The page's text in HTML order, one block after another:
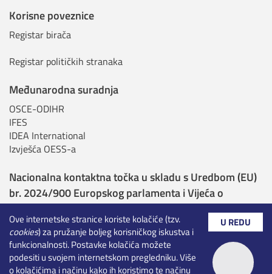
Ove internetske stranice koriste kolačiće (tzv.
cookies) za pružanje boljeg korisničkog iskustva i
funkcionalnosti. Postavke kolačića možete
podesiti u svojem internetskom pregledniku. Više
o kolačićima i načinu kako ih koristimo te načinu
U REDU
Korisne poveznice
Registar birača
Registar političkih stranaka
Međunarodna suradnja
OSCE-ODIHR
IFES
IDEA International
Izvješća OESS-a
Nacionalna kontaktna točka u skladu s Uredbom (EU)
br. 2024/900 Europskog parlamenta i Vijeća o
transparentnosti i ciljanju u političkom oglašavanju
Nadležna tijela sukladno Uredbi o umjetnoj
inteligenciji